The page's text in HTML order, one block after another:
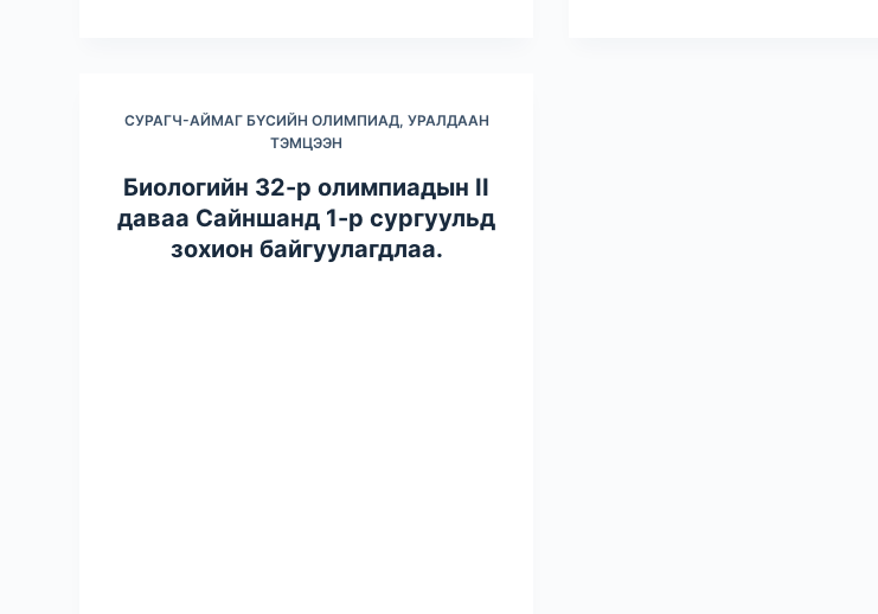
СУРАГЧ-АЙМАГ БҮСИЙН ОЛИМПИАД, УРАЛДААН
ТЭМЦЭЭН
Биологийн 32-р олимпиадын II
даваа Сайншанд 1-р сургуульд
зохион байгуулагдлаа.